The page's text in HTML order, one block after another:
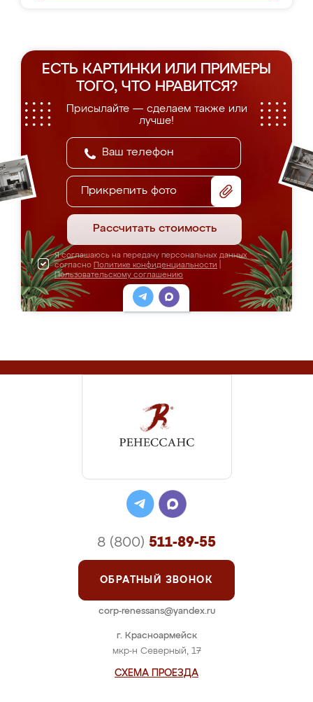
ЕСТЬ КАРТИНКИ ИЛИ ПРИМЕРЫ
ТОГО, ЧТО НРАВИТСЯ?
Присылайте — сделаем также или
лучше!
Прикрепить фото
Рассчитать стоимость
Я соглашаюсь на передачу персональных данных
согласно Политике конфиденциальности
Пользовательскому соглашению
г. Красноармейск
мкр-н Северный, 17
СХЕМА ПРОЕЗДА
8 (800) 511-89-55
ОБРАТНЫЙ ЗВОНОК
corp-renessans@yandex.ru